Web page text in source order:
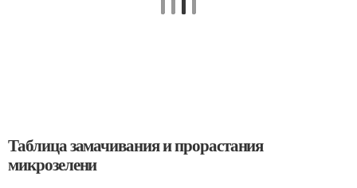
Таблица замачивания и прорастания
микрозелени